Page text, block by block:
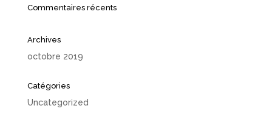
Commentaires récents
Archives
octobre 2019
Catégories
Uncategorized